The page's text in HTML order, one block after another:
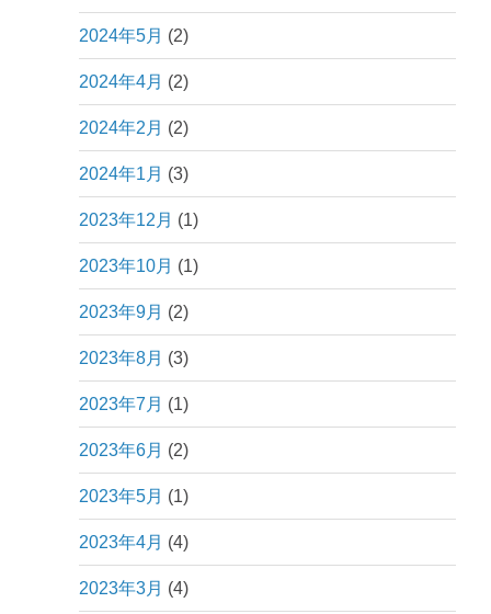
2024年5月 (2)
2024年4月 (2)
2024年2月 (2)
2024年1月 (3)
2023年12月 (1)
2023年10月 (1)
2023年9月 (2)
2023年8月 (3)
2023年7月 (1)
2023年6月 (2)
2023年5月 (1)
2023年4月 (4)
2023年3月 (4)